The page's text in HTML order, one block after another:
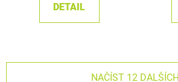
DETAIL
NAČÍST 12 DALŠÍCH